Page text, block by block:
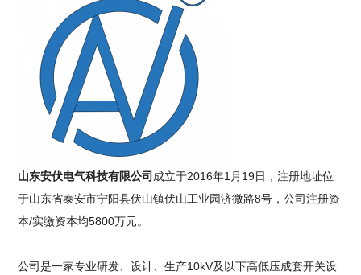
山东安伏电气科技有限公司 成立于2016年1月19日，注册地址位
于山东省泰安市宁阳县伏山镇伏山工业园济微路8号，公司注册资
本/实缴资本均5800万元。
公司是一家专业研发、设计、生产10kV及以下高低压成套开关设